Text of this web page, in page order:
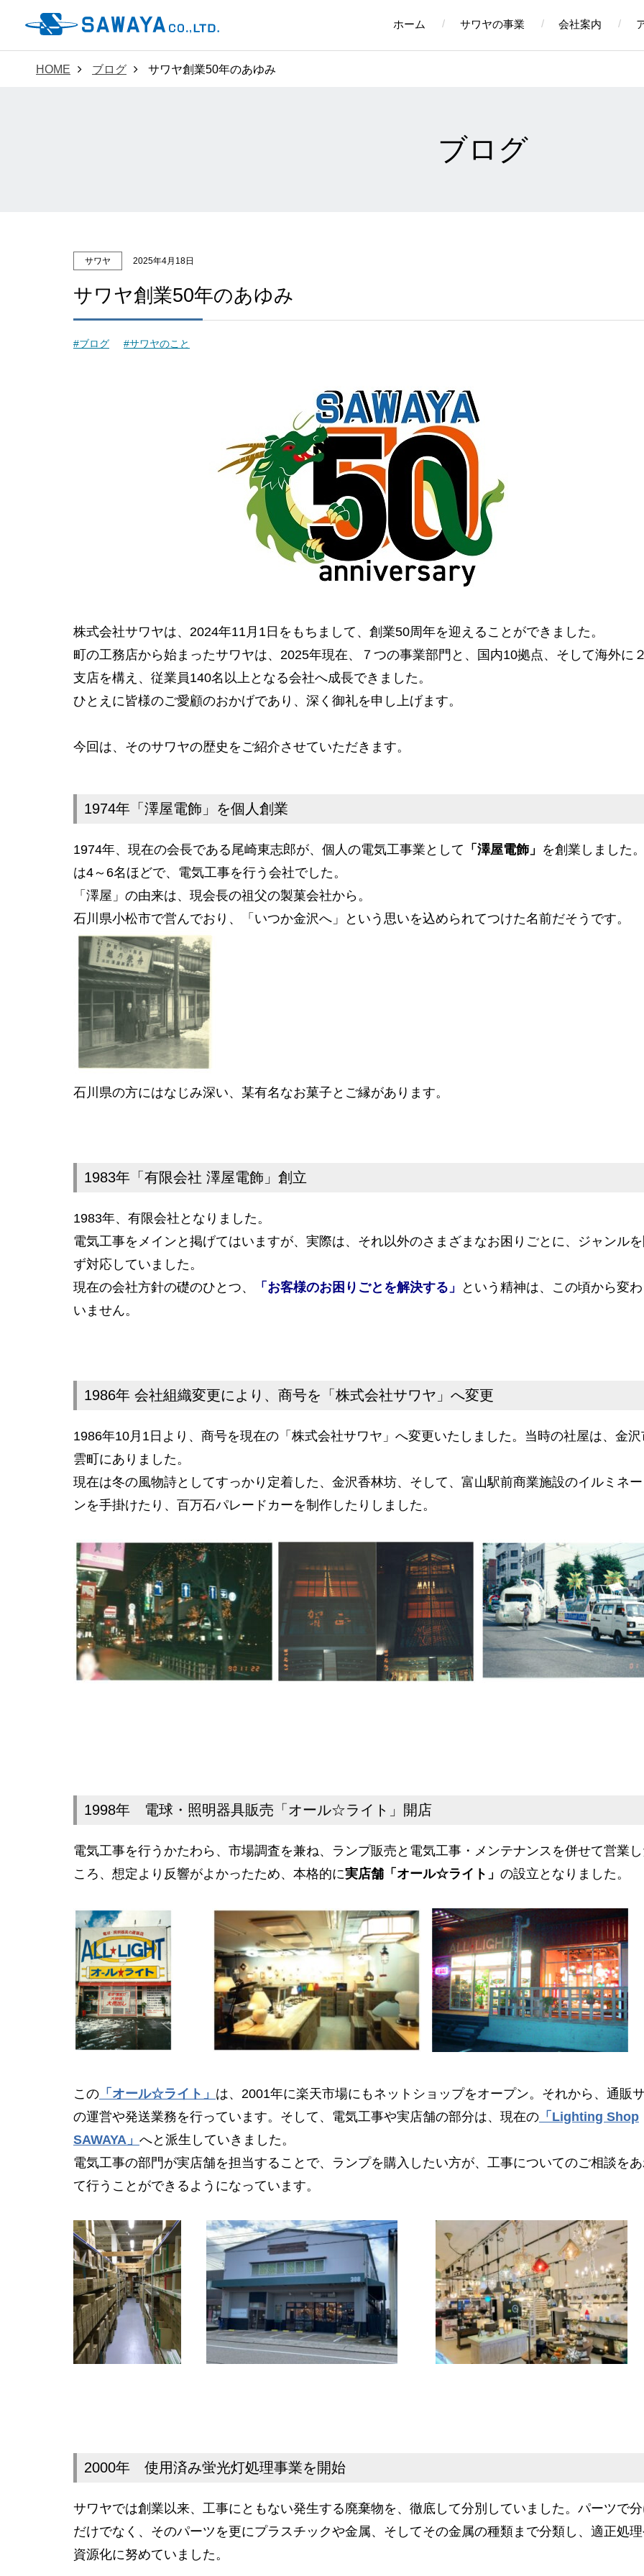
ホーム サワヤの事業 会社案内
HOME ブログ サワヤ創業50年のあゆみ
ブログ
サワヤ 2025年4月18日
サワヤ創業50年のあゆみ
#ブログ #サワヤのこと
株式会社サワヤは、2024年11月1日をもちまして、創業50周年を迎えることができました。
町の工務店から始まったサワヤは、2025年現在、７つの事業部門と、国内10拠点、そして海外に
支店を構え、従業員140名以上となる会社へ成長できました。
ひとえに皆様のご愛顧のおかげであり、深く御礼を申し上げます。
今回は、そのサワヤの歴史をご紹介させていただきます。
1974年「澤屋電飾」を個人創業
1974年、現在の会長である尾崎東志郎が、個人の電気工事業として 「澤屋電飾」 を創業しました
は4～6名ほどで、電気工事を行う会社でした。
「澤屋」の由来は、現会長の祖父の製菓会社から。
石川県小松市で営んでおり、「いつか金沢へ」という思いを込められてつけた名前だそうです。
石川県の方にはなじみ深い、某有名なお菓子とご縁があります。
1983年「有限会社 澤屋電飾」創立
1983年、有限会社となりました。
電気工事をメインと掲げてはいますが、実際は、それ以外のさまざまなお困りごとに、ジャンル
ず対応していました。
現在の会社方針の礎のひとつ、
「お客様のお困りごとを解決する」
という精神は、この頃から変
いません。
1986年 会社組織変更により、商号を「株式会社サワヤ」へ変更
1986年10月1日より、商号を現在の「株式会社サワヤ」へ変更いたしました。当時の社屋は、金沢
雲町にありました。
現在は冬の風物詩としてすっかり定着した、金沢香林坊、そして、富山駅前商業施設のイルミネ
ンを手掛けたり、百万石パレードカーを制作したりしました。
1998年 電球・照明器具販売「オール☆ライト」開店
電気工事を行うかたわら、市場調査を兼ね、ランプ販売と電気工事・メンテナンスを併せて営業
ころ、想定より反響がよかったため、本格的に実店舗「オール☆ライト」 の設立となりました。
この 「オール☆ライト」 は、2001年に楽天市場にもネットショップをオープン。それから、通販
の運営や発送業務を行っています。そして、電気工事や実店舗の部分は、現在の 「Lighting Shop
SAWAYA」 へと派生していきました。
電気工事の部門が実店舗を担当することで、ランプを購入したい方が、工事についてのご相談を
て行うことができるようになっています。
2000年 使用済み蛍光灯処理事業を開始
サワヤでは創業以来、工事にともない発生する廃棄物を、徹底して分別していました。パーツで
だけでなく、そのパーツを更にプラスチックや金属、そしてその金属の種類まで分類し、適正処
資源化に努めていました。